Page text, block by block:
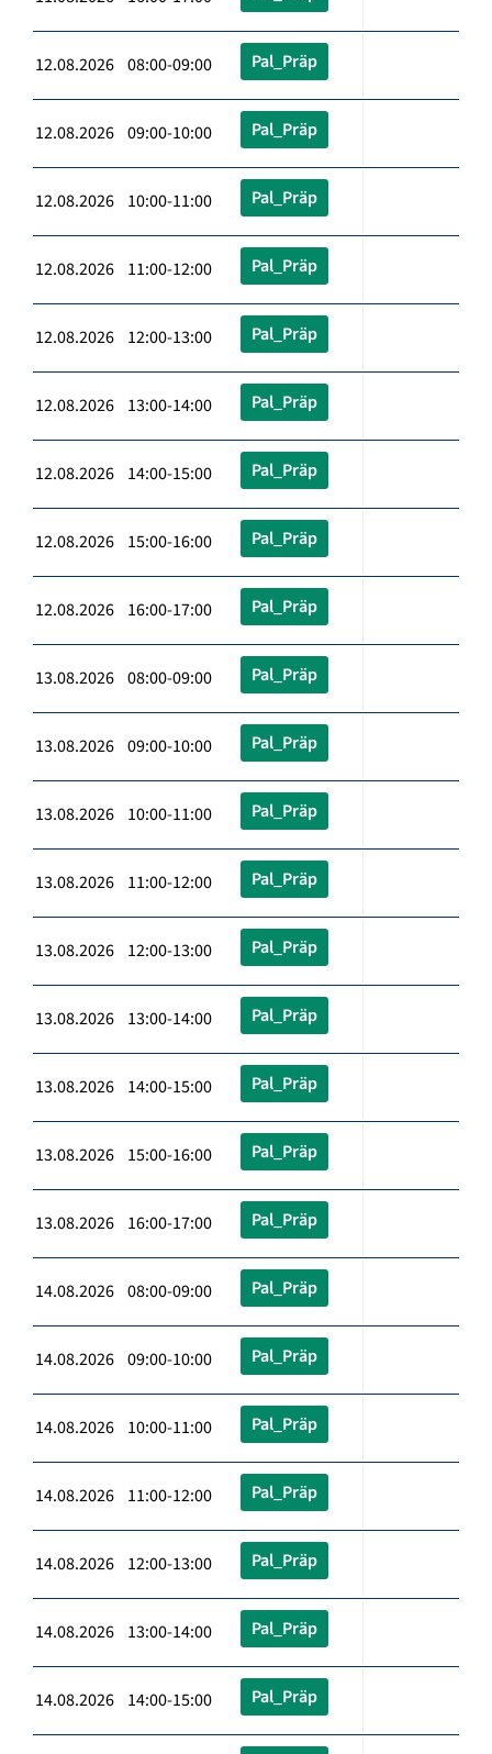
12.08.2026 08:00-09:00 Pal_Präp
12.08.2026 09:00-10:00 Pal_Präp
12.08.2026 10:00-11:00 Pal_Präp
12.08.2026 11:00-12:00 Pal_Präp
12.08.2026 12:00-13:00 Pal_Präp
12.08.2026 13:00-14:00 Pal_Präp
12.08.2026 14:00-15:00 Pal_Präp
12.08.2026 15:00-16:00 Pal_Präp
12.08.2026 16:00-17:00 Pal_Präp
13.08.2026 08:00-09:00 Pal_Präp
13.08.2026 09:00-10:00 Pal_Präp
13.08.2026 10:00-11:00 Pal_Präp
13.08.2026 11:00-12:00 Pal_Präp
13.08.2026 12:00-13:00 Pal_Präp
13.08.2026 13:00-14:00 Pal_Präp
13.08.2026 14:00-15:00 Pal_Präp
13.08.2026 15:00-16:00 Pal_Präp
13.08.2026 16:00-17:00 Pal_Präp
14.08.2026 08:00-09:00 Pal_Präp
14.08.2026 09:00-10:00 Pal_Präp
14.08.2026 10:00-11:00 Pal_Präp
14.08.2026 11:00-12:00 Pal_Präp
14.08.2026 12:00-13:00 Pal_Präp
14.08.2026 13:00-14:00 Pal_Präp
14.08.2026 14:00-15:00 Pal_Präp